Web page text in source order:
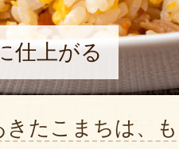
仕上がる
きたこまちは、